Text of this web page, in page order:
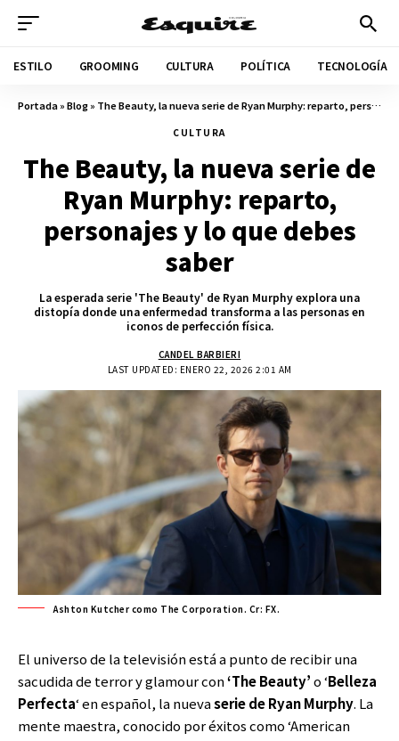
ESTILO GROOMING CULTURA POLÍTICA TECNOLOGÍA
Portada»Blog» The Beauty, la nueva serie de Ryan Murphy: reparto, personajes y lo que debes saber
CULTURA
The Beauty, la nueva serie de
Ryan Murphy: reparto,
personajes y lo que debes
saber
La esperada serie 'The Beauty' de Ryan Murphy explora una
distopía donde una enfermedad transforma a las personas en
iconos de perfección física.
LAST UPDATED: ENERO 22, 2026 2:01 AM
CANDEL BARBIERI
Ashton Kutcher como The Corporation. Cr: FX.
El universo de la televisión está a punto de recibir una
sacudida de terror y glamour con‘The Beauty’o ‘Belleza
Perfecta‘ en español, la nuevaseriede Ryan Murphy. La
mente maestra, conocido por éxitos como ‘American